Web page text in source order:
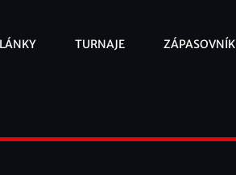
TURNAJE ZÁPASOVNÍK